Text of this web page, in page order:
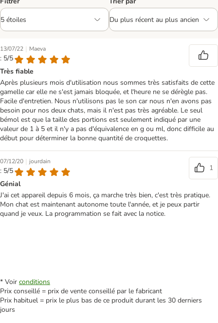
13/07/22 | Maeva
: 5/5
Très fiable
Après plusieurs mois d'utilisation nous sommes très satisfaits de cette
gamelle car elle ne s'est jamais bloquée, et l'heure ne se dérègle pas.
Facile d'entretien. Nous n'utilisons pas le son car nous n'en avons pas
besoin pour nos deux chats, mais il n'est pas très agréable. Le seul
bémol est que la taille des portions est seulement indiqué par une
valeur de 1 à 5 et il n'y a pas d'équivalence en g ou ml, donc difficile au
début pour déterminer la bonne quantité de croquettes.
07/12/20 | jourdain
: 5/5
1
Génial
J'ai cet appareil depuis 6 mois, ça marche très bien, c'est très pratique.
Mon chat est maintenant autonome toute l'année, et je peux partir
quand je veux. La programmation se fait avec la notice.
* Voir conditions
Prix conseillé = prix de vente conseillé par le fabricant
Prix habituel = prix le plus bas de ce produit durant les 30 derniers
jours